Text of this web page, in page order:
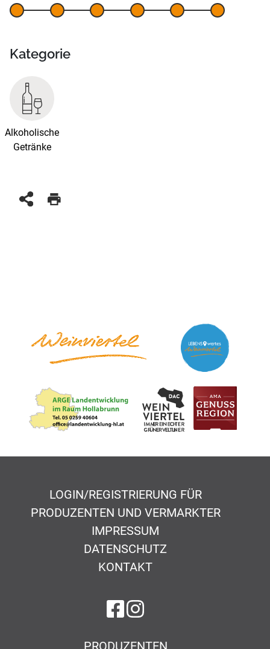
Kategorie
Alkoholische
Getränke
LOGIN/REGISTRIERUNG FÜR
PRODUZENTEN UND VERMARKTER
IMPRESSUM
DATENSCHUTZ
KONTAKT
auf Facebook
auf Instagram